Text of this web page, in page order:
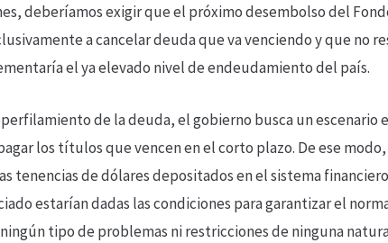
deberíamos exigir que el próximo desembolso del
a cancelar deuda que va venciendo y que no
el ya elevado nivel de endeudamiento del país.
de la deuda, el gobierno busca un escenario
los títulos que vencen en el corto plazo. De ese
tenencias de dólares depositados en el sistema
estarían dadas las condiciones para garantizar el
tipo de problemas ni restricciones de ninguna